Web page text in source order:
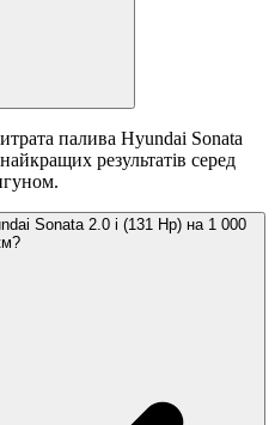
палива Hyundai Sonata
результатів серед
Sonata 2.0 i (131 Hp) на 1 000